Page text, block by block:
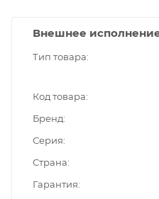
Внешнее
Тип товара
Код товара
Бренд
Серия
Страна
Гарантия